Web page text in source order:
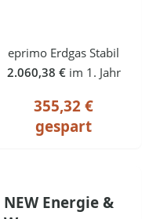
eprimo Erdgas Stabil
2.060,38 € im 1. Jahr
355,32 €
gespart
NEW Energie &